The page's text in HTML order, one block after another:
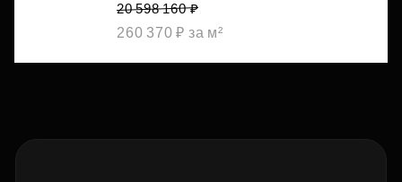
20 598 160 ₽
260 370 ₽ за м²